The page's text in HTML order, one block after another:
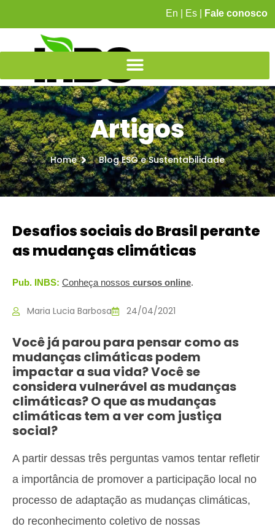
En Es Fale conosco
Artigos
Home Blog ESG e Sustentabilidade
Desafios sociais do Brasil perante
as mudanças climáticas
Pub. INBS: Conheça nossos cursos online.
Maria Lucia Barbosa 24/04/2021
Você já parou para pensar como as
mudanças climáticas podem
impactar a sua vida? Você se
considera vulnerável as mudanças
climáticas? O que as mudanças
climáticas tem a ver com justiça
social?
A partir dessas três perguntas vamos tentar refletir
a importância de promover a participação local no
processo de adaptação as mudanças climáticas,
do reconhecimento coletivo de nossas